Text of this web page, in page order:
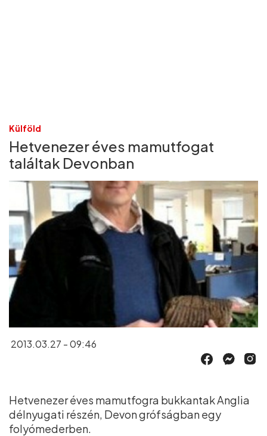
Külföld
Hetvenezer éves mamutfogat
találtak Devonban
2013.03.27 - 09:46
Hetvenezer éves mamutfogra bukkantak Anglia
délnyugati részén, Devon grófságban egy
folyómederben.